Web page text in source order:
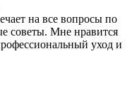
на все вопросы по
советы. Мне нравится
уход и